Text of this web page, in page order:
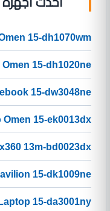
15-dh1070wm
15-dh1020ne
15-dw3048ne
Omen 15-ek0013dx
13m-bd0023dx
15-dk1009ne
15-da3001ny